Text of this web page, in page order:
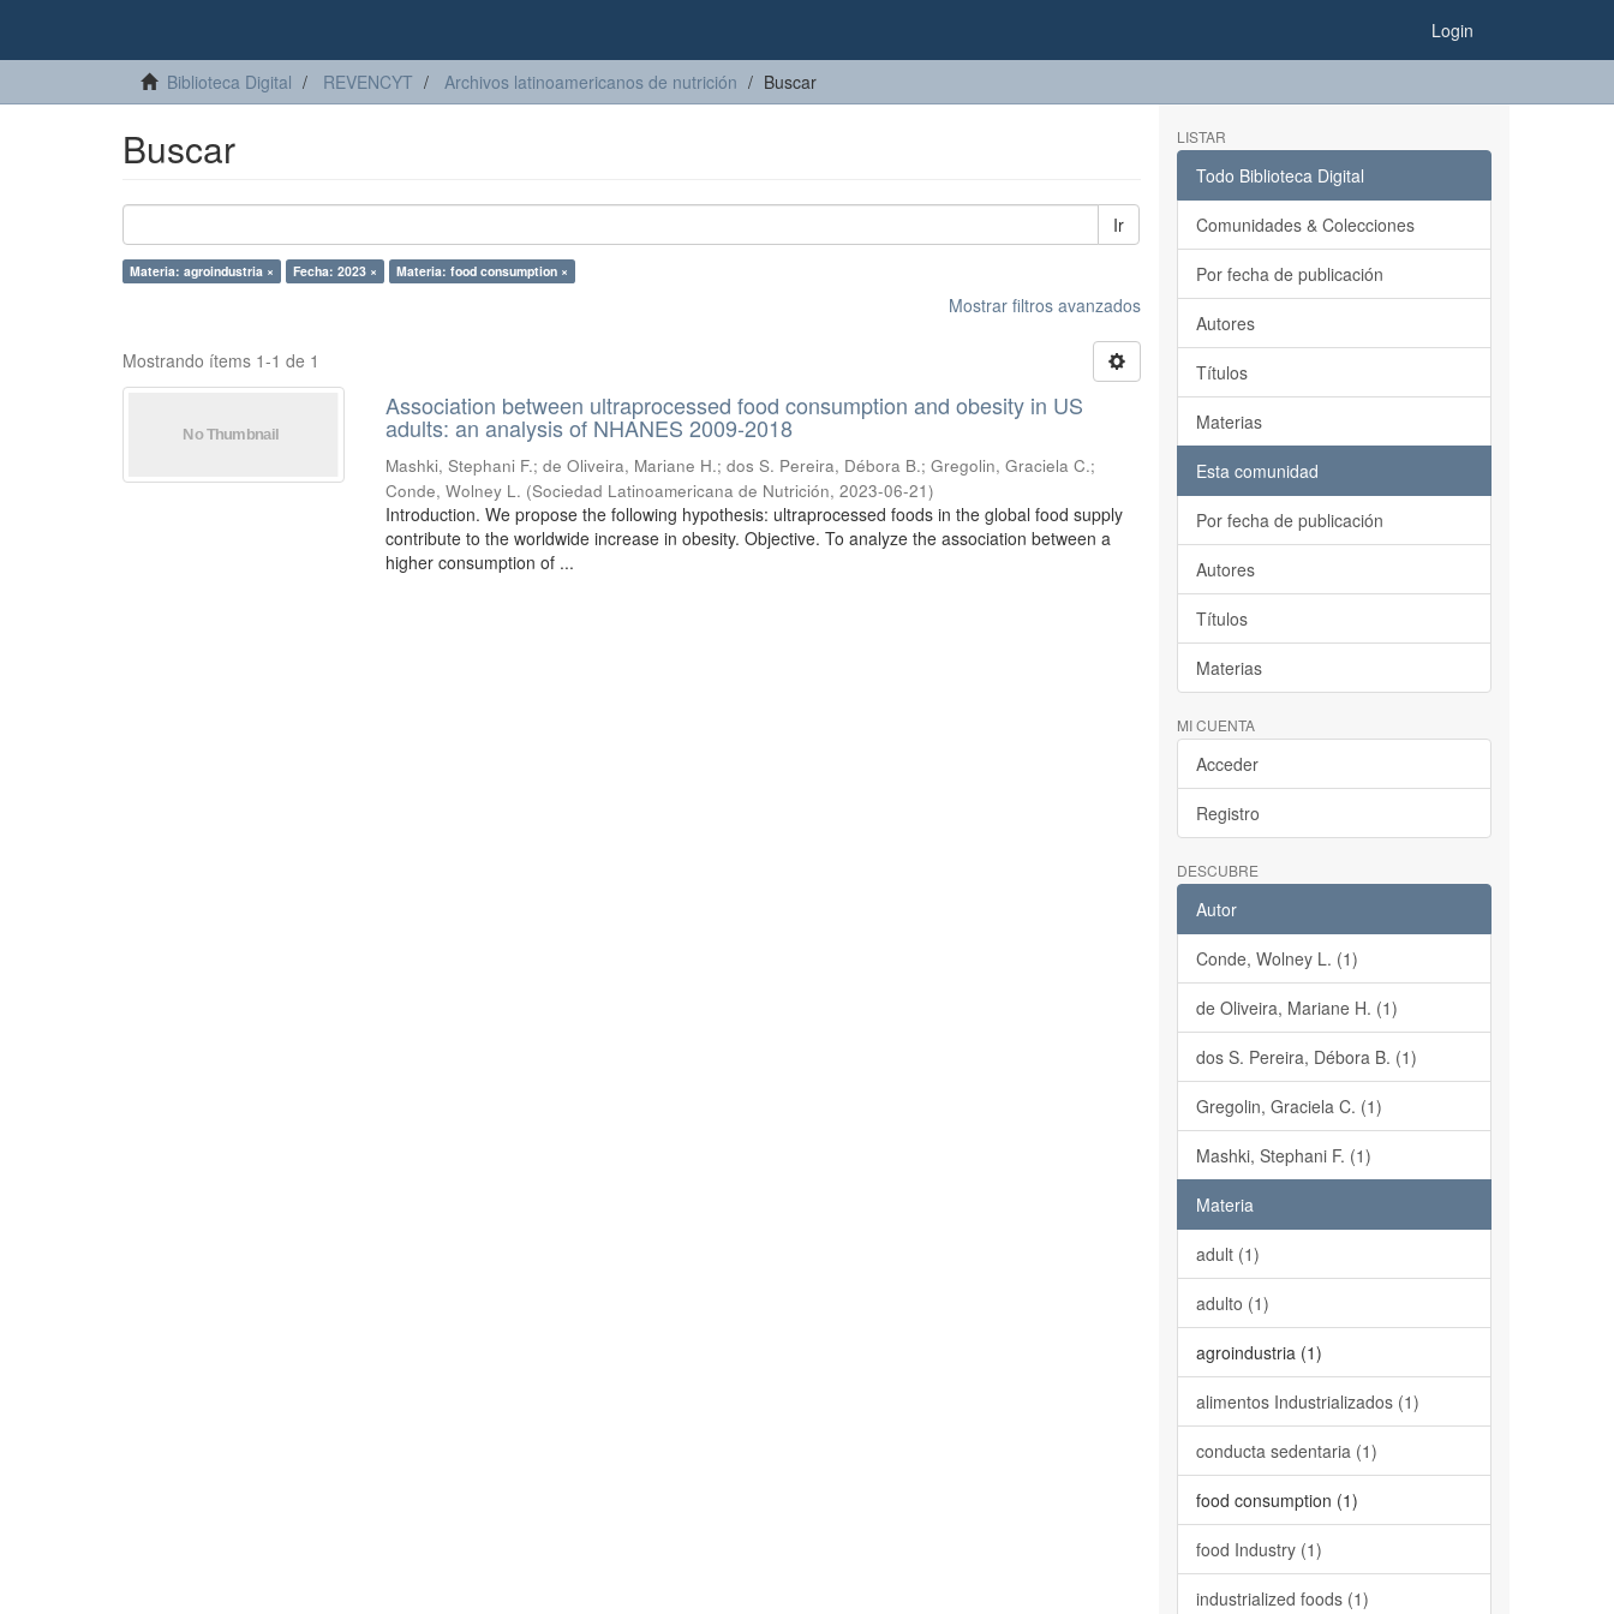
Login
Biblioteca Digital REVENCYT Archivos latinoamericanos de nutrición Buscar
Buscar
Ir
Materia: agroindustria × Fecha: 2023 × Materia: food consumption ×
Mostrar filtros avanzados
Mostrando ítems 1-1 de 1
Association between ultraprocessed food consumption and obesity in US
adults: an analysis of NHANES 2009-2018
Mashki, Stephani F.;de Oliveira, Mariane H.;dos S. Pereira, Débora B.;Gregolin, Graciela C.;
Conde, Wolney L. (Sociedad Latinoamericana de Nutrición,2023-06-21)
Introduction. We propose the following hypothesis: ultraprocessed foods in the global food supply
contribute to the worldwide increase in obesity. Objective. To analyze the association between a
higher consumption of ...
LISTAR
Todo Biblioteca Digital
Comunidades & Colecciones
Por fecha de publicación
Autores
Títulos
Materias
Esta comunidad
Por fecha de publicación
Autores
Títulos
Materias
MI CUENTA
Acceder
Registro
DESCUBRE
Autor
Conde, Wolney L. (1)
de Oliveira, Mariane H. (1)
dos S. Pereira, Débora B. (1)
Gregolin, Graciela C. (1)
Mashki, Stephani F. (1)
Materia
adult (1)
adulto (1)
agroindustria (1)
alimentos Industrializados (1)
conducta sedentaria (1)
food consumption (1)
food Industry (1)
industrialized foods (1)